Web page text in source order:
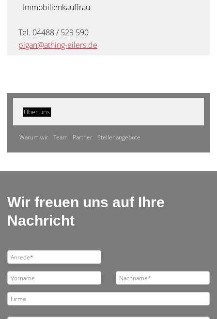
- Immobilienkauffrau
Tel. 04488 / 529 590
pigan@athing-eilers.de
Über uns
Warum wir Team Partner Stellenangebote
Wir freuen uns auf Ihre
Nachricht